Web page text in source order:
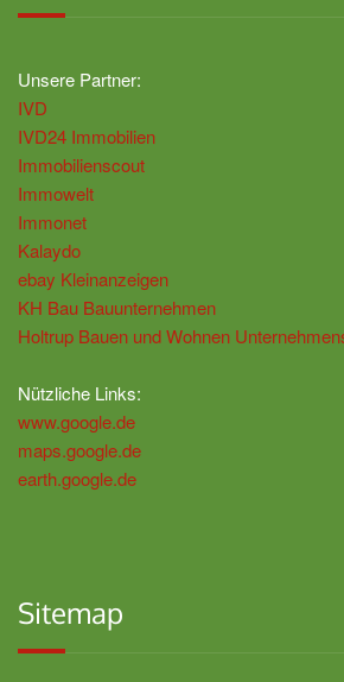
Unsere Partner:
IVD
IVD24 Immobilien
Immobilienscout
Immowelt
Immonet
Kalaydo
ebay Kleinanzeigen
KH Bau Bauunternehmen
Holtrup Bauen und Wohnen
Nützliche Links:
www.google.de
maps.google.de
earth.google.de
Sitemap